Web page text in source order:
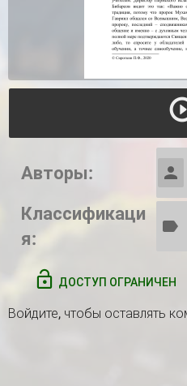
Авторы:
Классификаци
я:
ДОСТУП ОГРАНИЧЕН
Войдите, чтобы оставлять